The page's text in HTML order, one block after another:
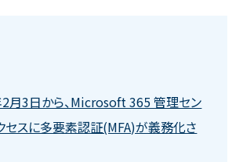
月3日から、Microsoft 365 管理セン
セスに多要素認証(MFA)が義務化さ